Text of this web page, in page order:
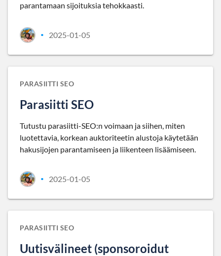
parantamaan sijoituksia tehokkaasti.
• 2025-01-05
PARASIITTI SEO
Parasiitti SEO
Tutustu parasiitti-SEO:n voimaan ja siihen, miten
luotettavia, korkean auktoriteetin alustoja käytetään
hakusijojen parantamiseen ja liikenteen lisäämiseen.
• 2025-01-05
PARASIITTI SEO
Uutisvälineet (sponsoroidut